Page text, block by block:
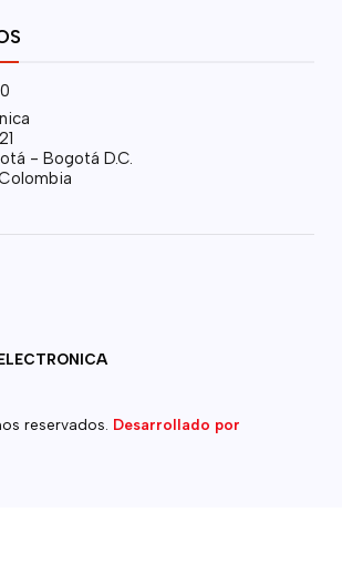
- Bogotá D.C.
reservados. Desarrollado por